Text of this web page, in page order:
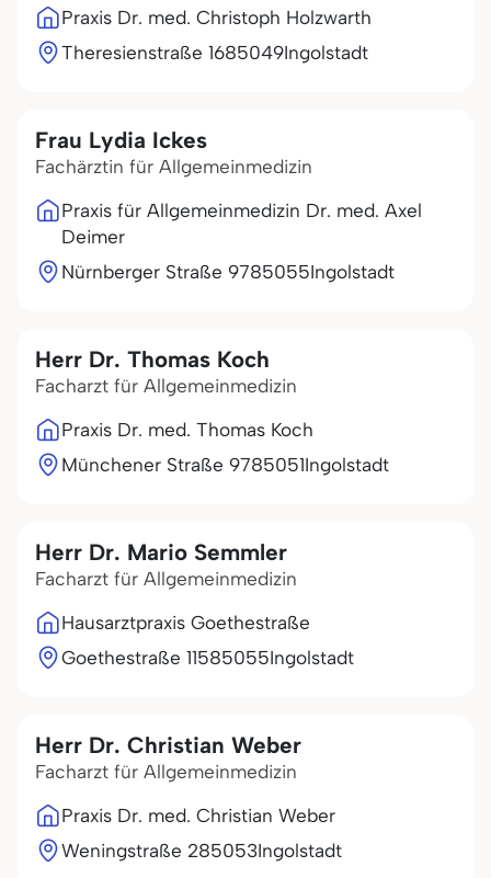
Praxis Dr. med. Christoph Holzwarth
Theresienstraße 1685049Ingolstadt
Frau Lydia Ickes
Fachärztin für Allgemeinmedizin
Praxis für Allgemeinmedizin Dr. med. Axel
Deimer
Nürnberger Straße 9785055Ingolstadt
Herr Dr. Thomas Koch
Facharzt für Allgemeinmedizin
Praxis Dr. med. Thomas Koch
Münchener Straße 9785051Ingolstadt
Herr Dr. Mario Semmler
Facharzt für Allgemeinmedizin
Hausarztpraxis Goethestraße
Goethestraße 11585055Ingolstadt
Herr Dr. Christian Weber
Facharzt für Allgemeinmedizin
Praxis Dr. med. Christian Weber
Weningstraße 285053Ingolstadt